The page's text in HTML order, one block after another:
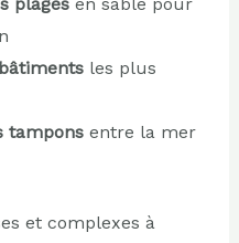
les plus
tamponsentre la mer
et complexes à